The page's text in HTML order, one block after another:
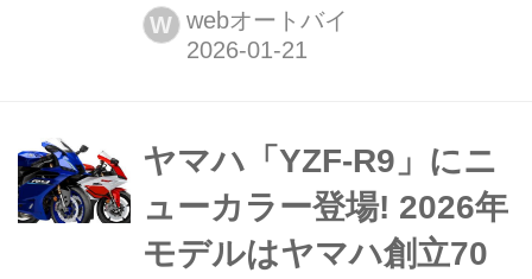
きく進化! トライアンフ モーターサイ
クルズ ジャパンは2026年1月20日、ミ
大級のアップデートを施した2026年モ
デルを発表した。両モデルともに大型
バイクの登竜門として高い支持を集め
てきたが、今...
W webオートバイ
ヤマハ「YZF-R9」にニ
ューカラー登場! 2026年
モデルはヤマハ創立70